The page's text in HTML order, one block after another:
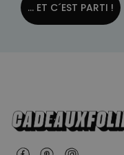
... ET C´EST PARTI !